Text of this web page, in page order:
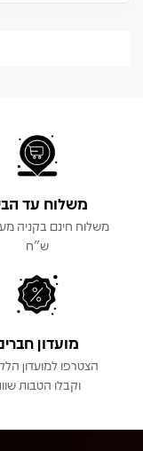
משלוח עד
ש"ח
מועדון
הצטרפו למועדון
וקבלו הטבות